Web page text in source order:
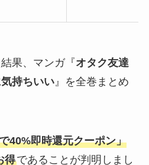
果、マンガ『オタク友達
持ちいい』を全巻まとめ
40%即時還元クーポン」
得であることが判明しまし